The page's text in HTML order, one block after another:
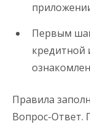
Первым
кредитной
Правила
Вопрос-Ответ.